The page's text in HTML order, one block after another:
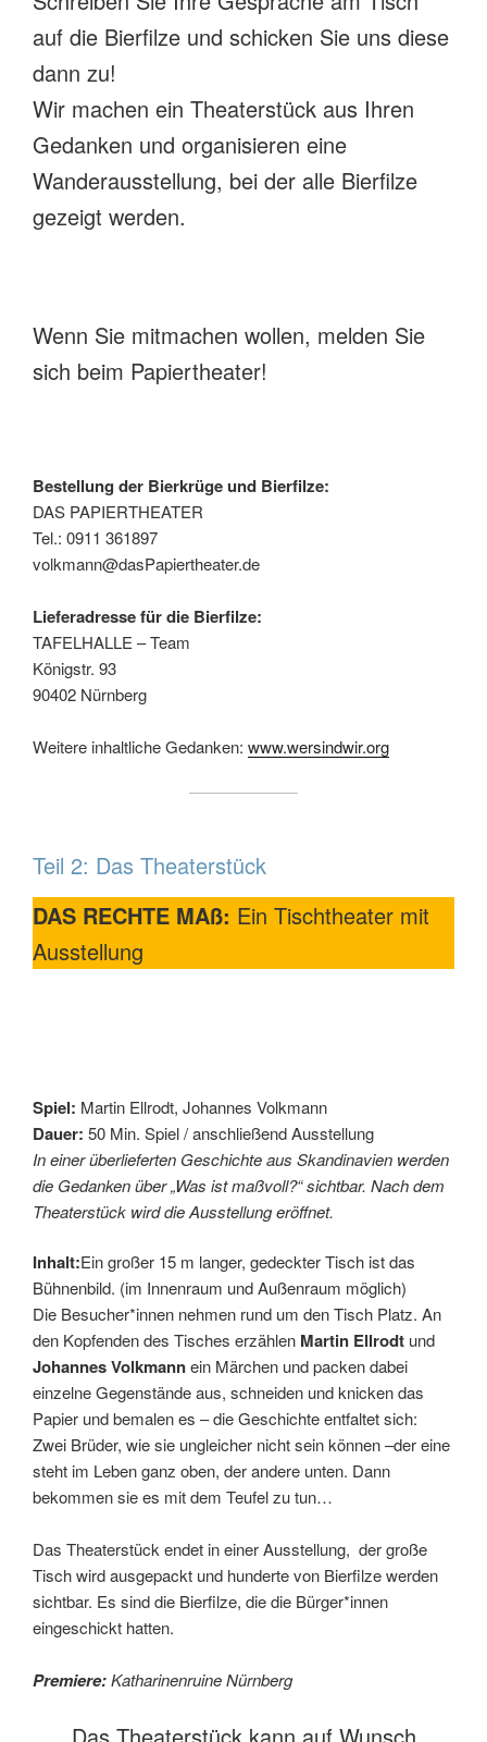
auf die Bierfilze und schicken Sie uns diese
dann zu!
Wir machen ein Theaterstück aus Ihren
Gedanken und organisieren eine
Wanderausstellung, bei der alle Bierfilze
gezeigt werden.
Wenn Sie mitmachen wollen, melden Sie
sich beim Papiertheater!
Bestellung der Bierkrüge und Bierfilze:
DAS PAPIERTHEATER
Tel.: 0911 361897
volkmann@dasPapiertheater.de
Lieferadresse für die Bierfilze:
TAFELHALLE – Team
Königstr. 93
90402 Nürnberg
Weitere inhaltliche Gedanken: www.wersindwir.org
Teil 2: Das Theaterstück
DAS RECHTE MAß: Ein Tischtheater mit
Ausstellung
Spiel: Martin Ellrodt, Johannes Volkmann
Dauer: 50 Min. Spiel / anschließend Ausstellung
In einer überlieferten Geschichte aus Skandinavien werden
die Gedanken über „Was ist maßvoll?“ sichtbar. Nach dem
Theaterstück wird die Ausstellung eröffnet.
Inhalt:Ein großer 15 m langer, gedeckter Tisch ist das
Bühnenbild. (im Innenraum und Außenraum möglich)
Die Besucher*innen nehmen rund um den Tisch Platz. An
den Kopfenden des Tisches erzählen Martin Ellrodt und
Johannes Volkmannein Märchen und packen dabei
einzelne Gegenstände aus, schneiden und knicken das
Papier und bemalen es – die Geschichte entfaltet sich:
Zwei Brüder, wie sie ungleicher nicht sein können –der eine
steht im Leben ganz oben, der andere unten. Dann
bekommen sie es mit dem Teufel zu tun…
Das Theaterstück endet in einer Ausstellung, der große
Tisch wird ausgepackt und hunderte von Bierfilze werden
sichtbar. Es sind die Bierfilze, die die Bürger*innen
eingeschickt hatten.
Premiere:Katharinenruine Nürnberg
Das Theaterstück kann auf Wunsch